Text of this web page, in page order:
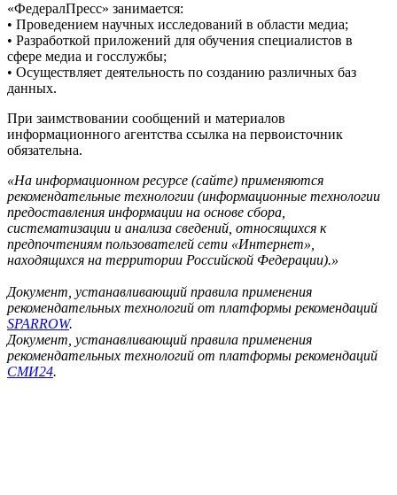
«ФедералПресс» занимается:
• Проведением научных исследований в области медиа;
• Разработкой приложений для обучения специалистов в
сфере медиа и госслужбы;
• Осуществляет деятельность по созданию различных баз
данных.
При заимствовании сообщений и материалов
информационного агентства ссылка на первоисточник
обязательна.
«На информационном ресурсе (сайте) применяются
рекомендательные технологии (информационные технологии
предоставления информации на основе сбора,
систематизации и анализа сведений, относящихся к
предпочтениям пользователей сети «Интернет»,
находящихся на территории Российской Федерации).»
Документ, устанавливающий правила применения
рекомендательных технологий от платформы рекомендаций
SPARROW.
Документ, устанавливающий правила применения
рекомендательных технологий от платформы рекомендаций
СМИ24.